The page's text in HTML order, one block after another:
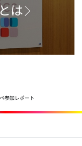
は
参加レポート